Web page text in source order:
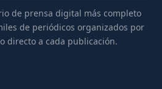
de prensa digital más completo
de periódicos organizados por
directo a cada publicación.